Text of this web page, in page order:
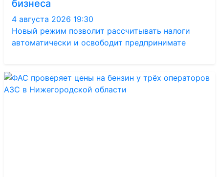
бизнеса
4 августа 2026 19:30
Новый режим позволит рассчитывать налоги
автоматически и освободит предпринимате